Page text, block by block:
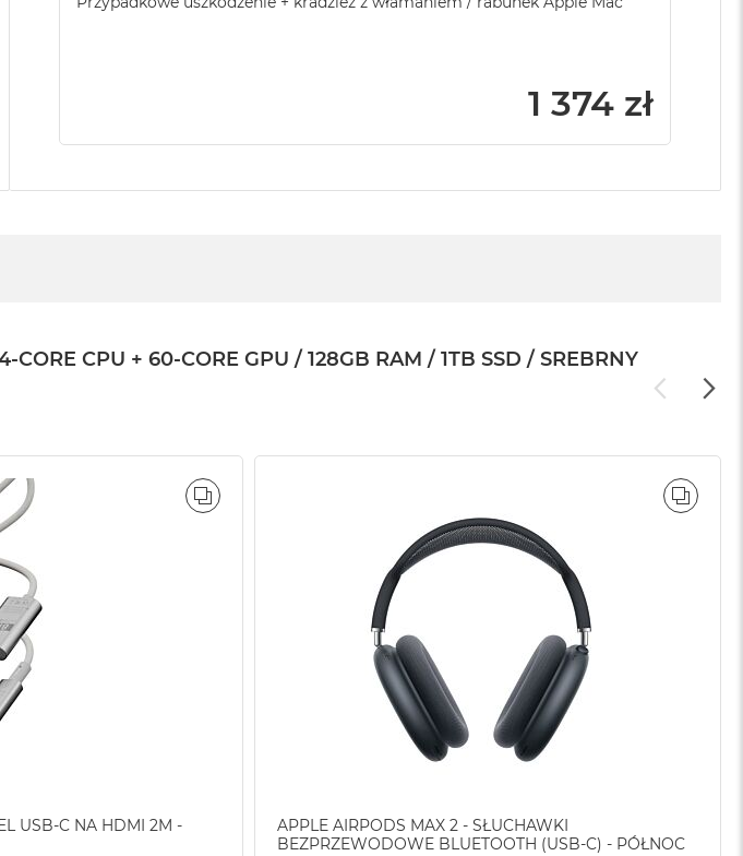
1 374 zł
CPU + 60-CORE GPU / 128GB RAM / 1TB SSD / SREBRNY
USB-C NA HDMI 2M -
PORÓWNAJ
APPLE AIRPODS MAX 2 - SŁUCHAWKI
BEZPRZEWODOWE BLUETOOTH (USB-C) - PÓŁNOC